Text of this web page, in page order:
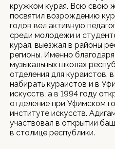
кружком курая. Всю свою
посвятил возрождению
годов вел активную
среди молодежи и
курая, выезжая в районы
регионы. Именно
музыкальных школах
отделения для кураистов,
набирать кураистов и в
искусств, а в 1994 году
отделение при Уфимском
институте искусств.
участвовал в открытии
в столице республики.